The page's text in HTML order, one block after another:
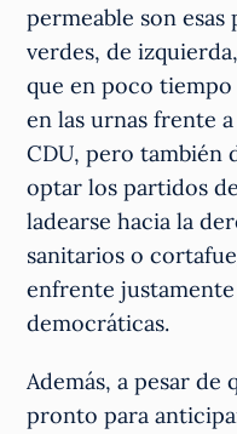
permeable son esas
verdes, de
que en poco
en las urnas frente
CDU, pero también
optar los partidos
ladearse hacia la
sanitarios o
enfrente
democráticas.
Además, a pesar de
pronto para